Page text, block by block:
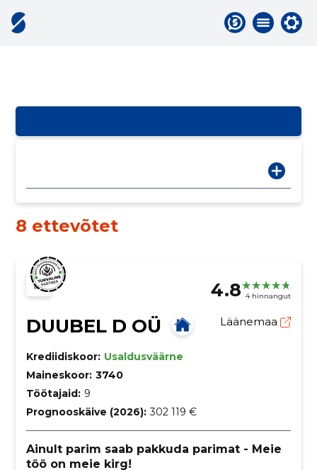
8 ettevõtet
4.8 4 hinnangut
DUUBEL D OÜ Läänemaa
Krediidiskoor: Usaldusväärne
Maineskoor: 3740
Töötajaid: 9
Prognooskäive (2026): 302 119 €
Ainult parim saab pakkuda parimat - Meie
töö on meie kirg!